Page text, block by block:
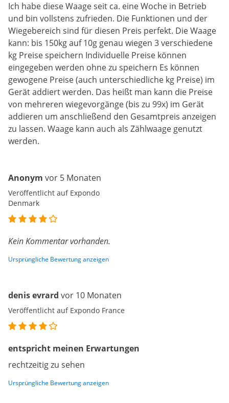
Ich habe diese Waage seit ca. eine Woche in Betrieb
und bin vollstens zufrieden. Die Funktionen und der
Wiegebereich sind für diesen Preis perfekt. Die Waage
kann: bis 150kg auf 10g genau wiegen 3 verschiedene
kg Preise speichern Individuelle Preise können
eingegeben werden ohne zu speichern Es können
gewogene Preise (auch unterschiedliche kg Preise) im
Gerät addiert werden. Das heißt man kann die Preise
von mehreren wiegevorgänge (bis zu 99x) im Gerät
addieren um anschließend den Gesamtpreis anzeigen
zu lassen. Waage kann auch als Zählwaage genutzt
werden.
Anonym vor 5 Monaten
Veröffentlicht auf Expondo
Denmark
Kein Kommentar vorhanden.
Ursprüngliche Bewertung anzeigen
denis evrard vor 10 Monaten
Veröffentlicht auf Expondo France
entspricht meinen Erwartungen
rechtzeitig zu sehen
Ursprüngliche Bewertung anzeigen